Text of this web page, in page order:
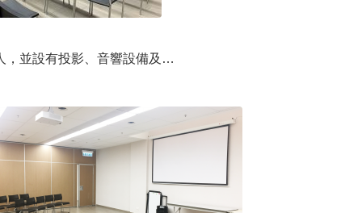
，並設有投影、音響設備及…